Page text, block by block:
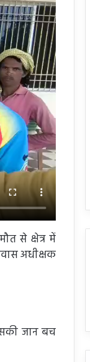
से क्षेत्र में
अधीक्षक
जान बच